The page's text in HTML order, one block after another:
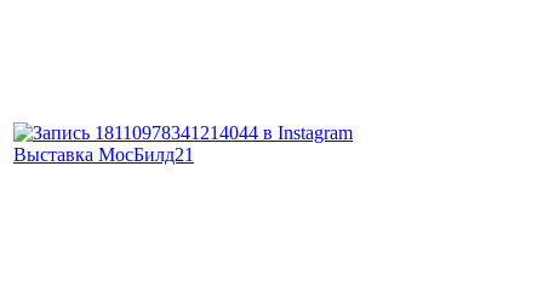
Выставка МосБилд21